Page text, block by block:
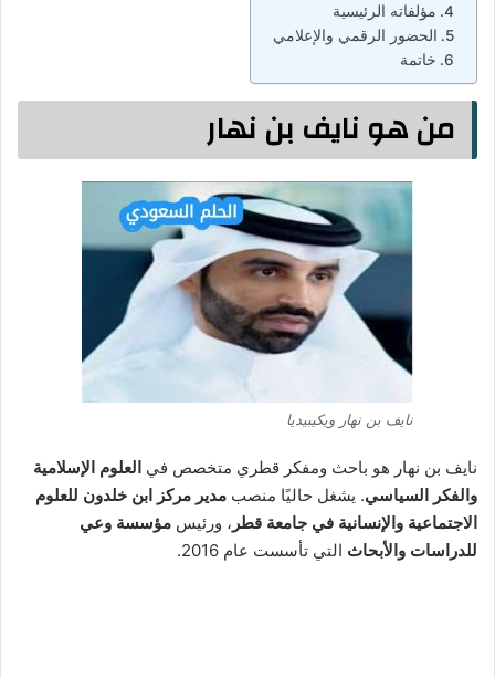
مؤلفاته الرئيسية
الحضور الرقمي والإعلامي
خاتمة
من هو نايف بن نهار
نايف بن نهار ويكيبيديا
نايف بن نهار هو باحث ومفكر قطري متخصص في العلوم الإسلامية
والفكر السياسي. يشغل حاليًا منصب مدير مركز ابن خلدون للعلوم
الاجتماعية والإنسانية في جامعة قطر ، ورئيس مؤسسة وعي
للدراسات والأبحاث التي تأسست عام 2016.